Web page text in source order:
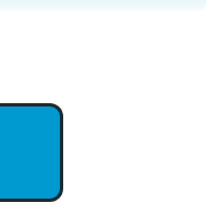
記事。/続編来た
entry/2023/03/27
１） - conceptualization